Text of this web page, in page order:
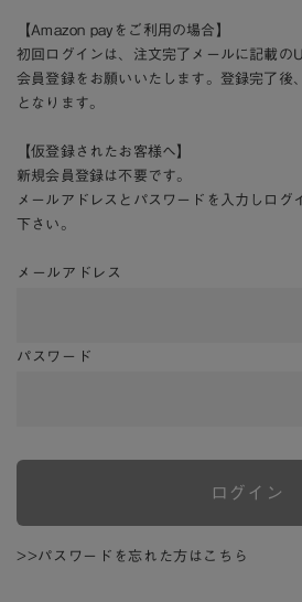
【Amazon payをご利用の場合】
初回ログインは、注文完了メールに記載の
会員登録をお願いいたします。登録完了後
となります。
【仮登録されたお客様へ】
新規会員登録は不要です。
メールアドレスとパスワードを入力しログ
下さい。
メールアドレス
パスワード
ログイン
>>パスワードを忘れた方はこちら